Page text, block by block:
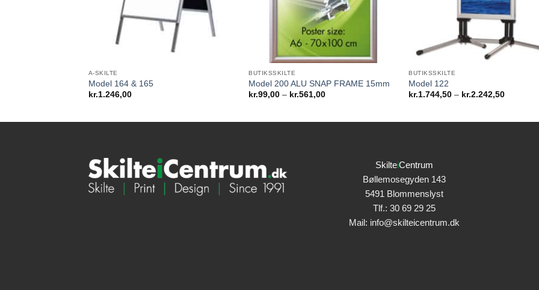
A-SKILTE
Model 164 & 165
kr.1.246,00
BUTIKSSKILTE
Model 200 ALU SNAP FRAME 15mm
kr.99,00 – kr.561,00Prisinterval:
BUTIKSSKILTE
Model 122
kr.1.744,50 – kr.2.242,50
SkilteiCentrum
Bøllemosegyden 143
5491 Blommenslyst
Tlf.: 30 69 29 25
Mail: info@skilteicentrum.dk